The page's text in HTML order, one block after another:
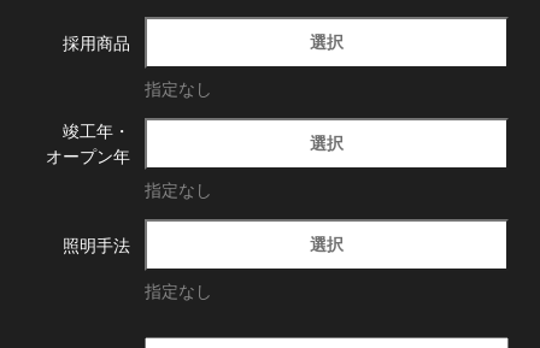
採用商品 選択
指定なし
竣工年・
オープン年
選択
指定なし
照明手法 選択
指定なし